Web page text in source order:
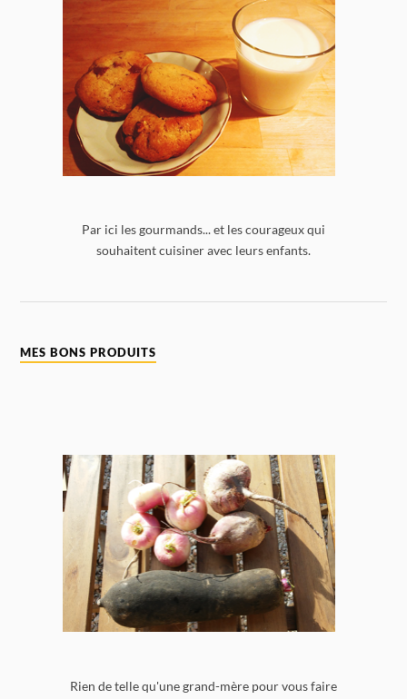
Par ici les gourmands... et les courageux qui
souhaitent cuisiner avec leurs enfants.
MES BONS PRODUITS
Rien de telle qu'une grand-mère pour vous faire